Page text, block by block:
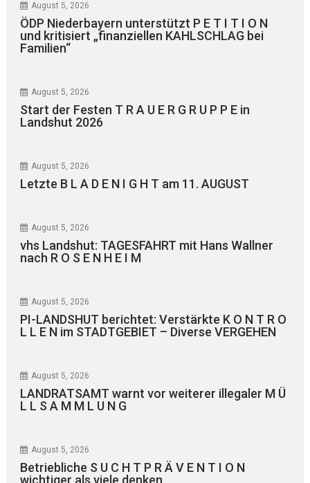
August 5, 2026
ÖDP Niederbayern unterstützt P E T I T I O N
und kritisiert „finanziellen KAHLSCHLAG bei
Familien“
August 5, 2026
Start der Festen T R A U E R G R U P P E in
Landshut 2026
August 5, 2026
Letzte B L A D E N I G H T am 11. AUGUST
August 5, 2026
vhs Landshut: TAGESFAHRT mit Hans Wallner
nach R O S E N H E I M
August 5, 2026
PI-LANDSHUT berichtet: Verstärkte K O N T R O
L L E N im STADTGEBIET – Diverse VERGEHEN
August 5, 2026
LANDRATSAMT warnt vor weiterer illegaler M Ü
L L S A M M L U N G
August 5, 2026
Betriebliche S U C H T P R Ä V E N T I O N
wichtiger als viele denken